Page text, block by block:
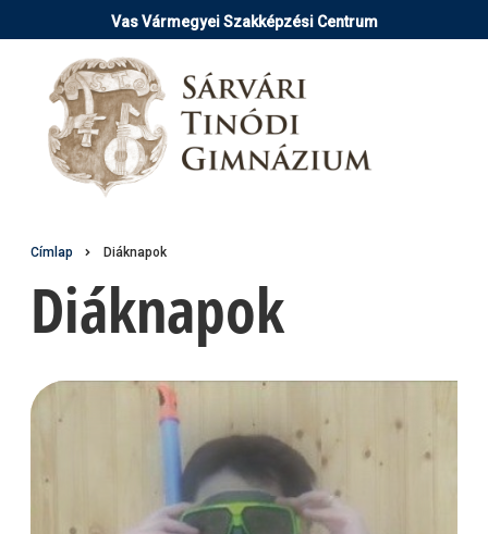
a
tartalomra
Vas Vármegyei Szakképzési Centrum
Morzsa
Címlap Diáknapok
Diáknapok